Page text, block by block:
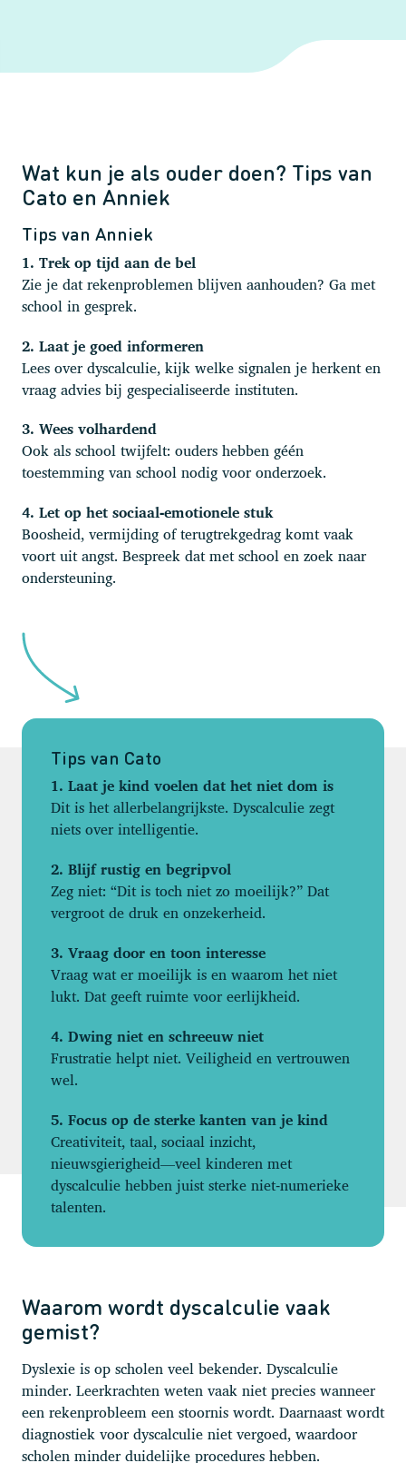
Wat kun je als ouder doen? Tips van
Cato en Anniek
Tips van Anniek
1. Trek op tijd aan de bel
Zie je dat rekenproblemen blijven aanhouden? Ga met
school in gesprek.
2. Laat je goed informeren
Lees over dyscalculie, kijk welke signalen je herkent en
vraag advies bij gespecialiseerde instituten.
3. Wees volhardend
Ook als school twijfelt: ouders hebben géén
toestemming van school nodig voor onderzoek.
4. Let op het sociaal‑emotionele stuk
Boosheid, vermijding of terugtrekgedrag komt vaak
voort uit angst. Bespreek dat met school en zoek naar
ondersteuning.
Tips van Cato
1. Laat je kind voelen dat het niet dom is
Dit is het allerbelangrijkste. Dyscalculie zegt
niets over intelligentie.
2. Blijf rustig en begripvol
Zeg niet: “Dit is toch niet zo moeilijk?” Dat
vergroot de druk en onzekerheid.
3. Vraag door en toon interesse
Vraag wat er moeilijk is en waarom het niet
lukt. Dat geeft ruimte voor eerlijkheid.
4. Dwing niet en schreeuw niet
Frustratie helpt niet. Veiligheid en vertrouwen
wel.
5. Focus op de sterke kanten van je kind
Creativiteit, taal, sociaal inzicht,
nieuwsgierigheid—veel kinderen met
dyscalculie hebben juist sterke niet‑numerieke
talenten.
Waarom wordt dyscalculie vaak
gemist?
Dyslexie is op scholen veel bekender. Dyscalculie
minder. Leerkrachten weten vaak niet precies wanneer
een rekenprobleem een stoornis wordt. Daarnaast wordt
diagnostiek voor dyscalculie niet vergoed, waardoor
scholen minder duidelijke procedures hebben.